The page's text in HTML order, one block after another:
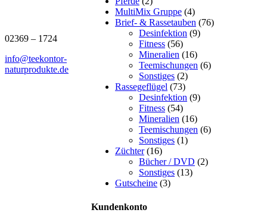
MultiMix Gruppe (4)
Brief- & Rassetauben (76)
Desinfektion (9)
Fitness (56)
Mineralien (16)
Teemischungen (6)
Sonstiges (2)
Rassegeflügel (73)
Desinfektion (9)
Fitness (54)
Mineralien (16)
Teemischungen (6)
Sonstiges (1)
Züchter (16)
Bücher / DVD (2)
Sonstiges (13)
Gutscheine (3)
Kundenkonto
02369 – 1724
info@teekontor-
naturprodukte.de